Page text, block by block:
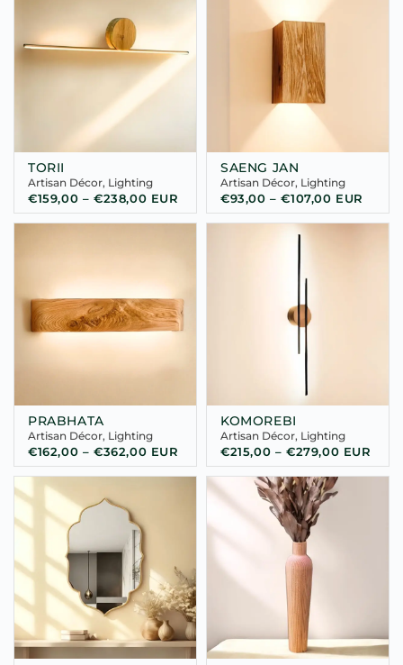
TORII
Artisan Décor, Lighting
€159,00 – €238,00 EUR
SAENG JAN
Artisan Décor, Lighting
€93,00 – €107,00 EUR
PRABHATA
Artisan Décor, Lighting
€162,00 – €362,00 EUR
KOMOREBI
Artisan Décor, Lighting
€215,00 – €279,00 EUR